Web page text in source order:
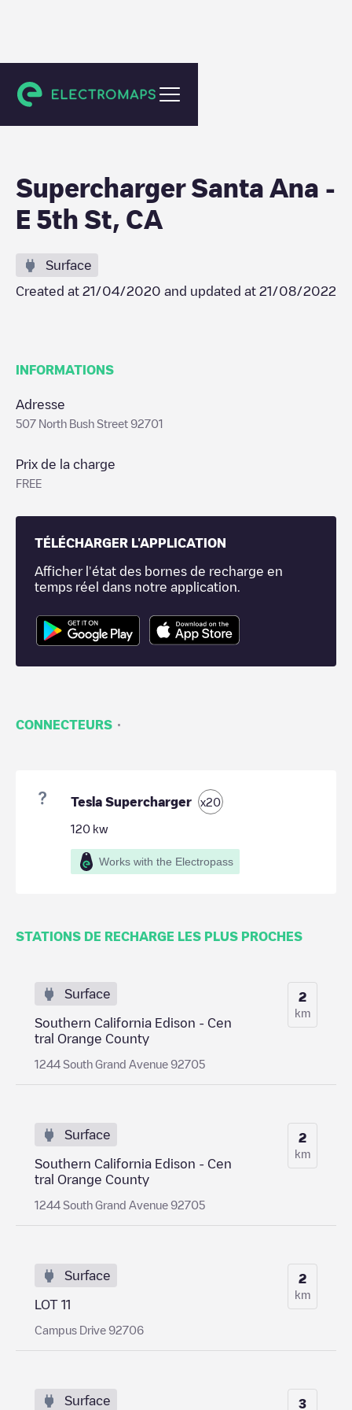
Santa Ana
Supercharger Santa Ana -
E 5th St, CA
Surface
Created at 21/04/2020 and updated at 21/08/2022
INFORMATIONS
Adresse
507 North Bush Street 92701
Prix de la charge
FREE
TÉLÉCHARGER L'APPLICATION
Afficher l'état des bornes de recharge en
temps réel dans notre application.
CONNECTEURS ·
Tesla Supercharger x20
120 kw
Works with the Electropass
STATIONS DE RECHARGE LES PLUS PROCHES
Surface
Southern California Edison - Cen
tral Orange County
1244 South Grand Avenue 92705
2
km
Surface
Southern California Edison - Cen
tral Orange County
1244 South Grand Avenue 92705
2
km
Surface
LOT 11
Campus Drive 92706
2
km
Surface 3